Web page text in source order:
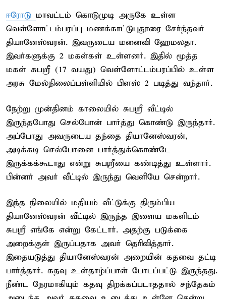
ஈரோடு மாவட்டம் கொடுமுடி அருகே உள்ள
வெள்ளோட்டம்பரப்பு மணக்காட்டுபுதூரை சேர்ந்தவர்
தியானேஸ்வரன். இவருடைய மனைவி ஹேமலதா.
இவர்களுக்கு 2 மகள்கள் உள்ளனர். இதில் மூத்த
மகள் சுபஸ்ரீ (17 வயது) வெள்ளோட்டம்பரப்பில் உள்ள
அரசு மேல்நிலைப்பள்ளியில் பிளஸ் 2 படித்து வந்தார்.
நேற்று முன்தினம் காலையில் சுபஸ்ரீ வீட்டில்
இருந்தபோது செல்போன் பார்த்து கொண்டு இருந்தார்.
அப்போது அவருடைய தந்தை தியானேஸ்வரன்,
அடிக்கடி செல்போனை பார்த்துக்கொண்டே
இருக்கக்கூடாது என்று சுபஸ்ரீயை கண்டித்து உள்ளார்.
பின்னர் அவர் வீட்டில் இருந்து வெளியே சென்றார்.
இந்த நிலையில் மதியம் வீட்டுக்கு திரும்பிய
தியானேஸ்வரன் வீட்டில் இருந்த இளைய மகளிடம்
சுபஸ்ரீ எங்கே என்று கேட்டார். அதற்கு படுக்கை
அறைக்குள் இருப்பதாக அவர் தெரிவித்தார்.
இதையடுத்து தியானேஸ்வரன் அறையின் கதவை தட்டி
பார்த்தார். கதவு உள்தாழ்ப்பாள் போடப்பட்டு இருந்தது.
நீண்ட நேரமாகியும் கதவு திறக்கப்படாததால் சந்தேகம்